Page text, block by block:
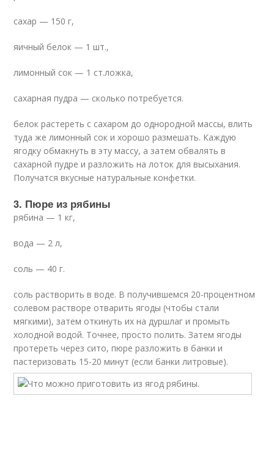
сахар — 150 г,
яичный белок — 1 шт.,
лимонный сок — 1 ст.ложка,
сахарная пудра — сколько потребуется.
белок растереть с сахаром до однородной массы, влить
туда же лимонный сок и хорошо размешать. Каждую
ягодку обмакнуть в эту массу, а затем обвалять в
сахарной пудре и разложить на лоток для высыхания.
Получатся вкусные натуральные конфетки.
3. Пюре из рябины
рябина — 1 кг,
вода — 2 л,
соль — 40 г.
соль растворить в воде. В получившемся 20-процентном
солевом растворе отварить ягоды (чтобы стали
мягкими), затем откинуть их на дуршлаг и промыть
холодной водой. Точнее, просто полить. Затем ягоды
протереть через сито, пюре разложить в банки и
пастеризовать 15-20 минут (если банки литровые).